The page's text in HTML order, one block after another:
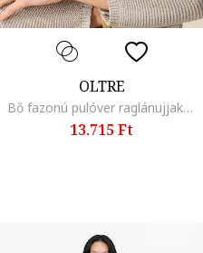
OLTRE
Bő fazonú pulóver raglánujjakkal, Bézs
13.715 Ft